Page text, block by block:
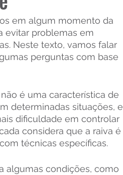
em algum momento da
evitar problemas em
Neste texto, vamos falar
perguntas com base
é uma característica de
determinadas situações, e
dificuldade em controlar
considera que a raiva é
técnicas específicas.
algumas condições, como